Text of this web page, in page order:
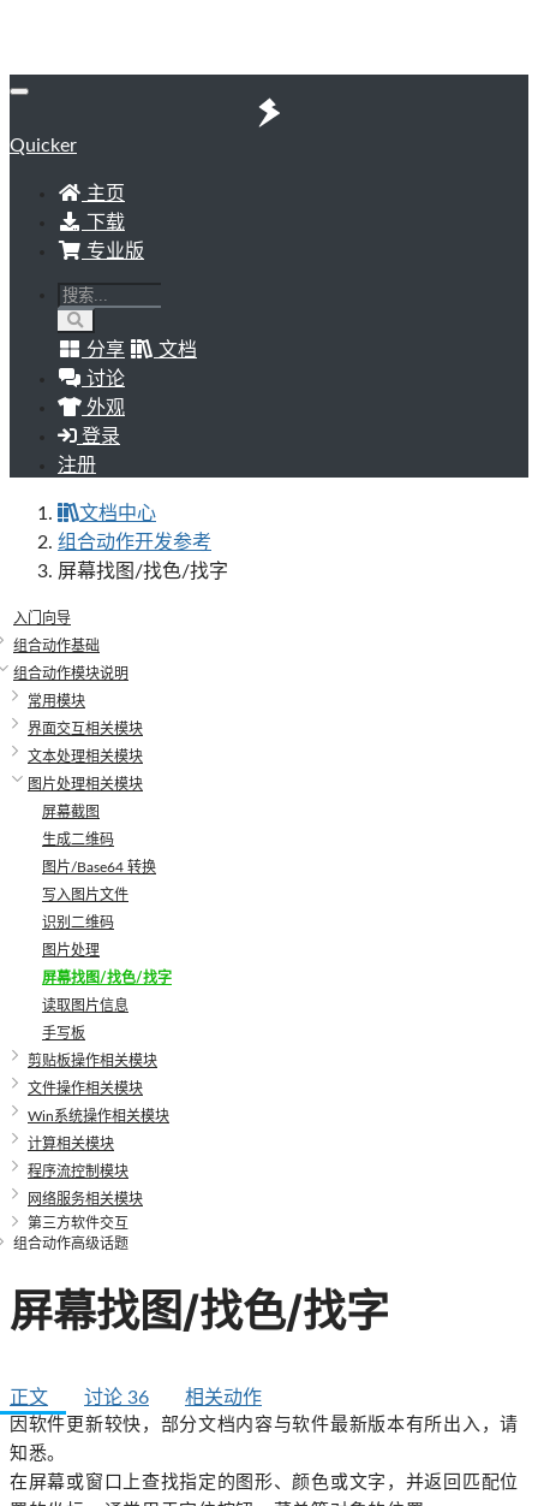
Quicker
主页
下载
专业版
分享
文档
讨论
外观
登录
注册
文档中心
组合动作开发参考
屏幕找图/找色/找字
入门向导
组合动作基础
组合动作模块说明
常用模块
界面交互相关模块
文本处理相关模块
图片处理相关模块
屏幕截图
生成二维码
图片/Base64 转换
写入图片文件
识别二维码
图片处理
屏幕找图/找色/找字
读取图片信息
手写板
剪贴板操作相关模块
文件操作相关模块
Win系统操作相关模块
计算相关模块
程序流控制模块
网络服务相关模块
第三方软件交互
组合动作高级话题
屏幕找图/找色/找字
正文 讨论 36 相关动作
因软件更新较快，部分文档内容与软件最新版本有所出入，请
知悉。
在屏幕或窗口上查找指定的图形、颜色或文字，并返回匹配位